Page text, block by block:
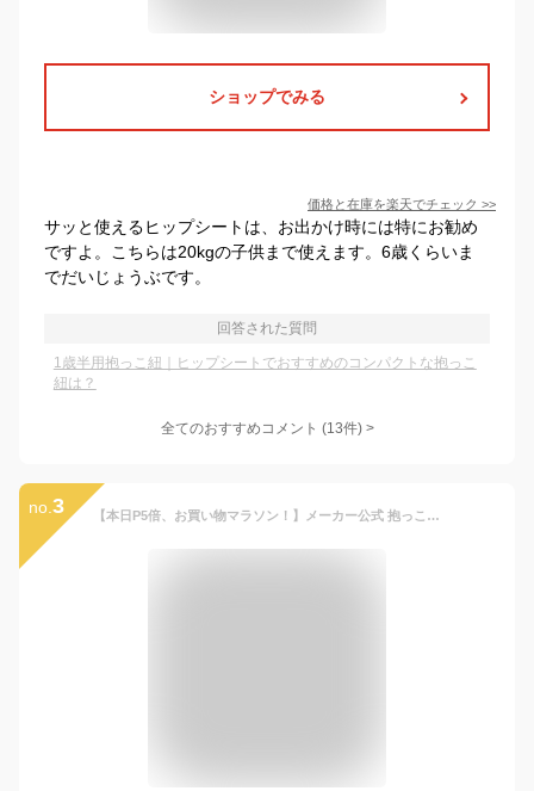
ショップでみる
価格と在庫を楽天でチェック >>
サッと使えるヒップシートは、お出かけ時には特にお勧め
ですよ。こちらは20kgの子供まで使えます。6歳くらいま
でだいじょうぶです。
回答された質問
1歳半用抱っこ紐｜ヒップシートでおすすめのコンパクトな抱っこ
紐は？
全てのおすすめコメント (13件) >
no. 3 【本日P5倍、お買い物マラソン！】メーカー公式 抱っこ紐 だっこひも 0歳 1歳 2歳 3歳 抱っこひも デニム チェック 帆布 迷彩 カモフラ 簡単 抱っこ メンズ コンパクト papakoso パパコソ パパ用 papa-dakko パパダッコ M L XL 2本目 出産祝い 誕生日 プレゼント パパコソ